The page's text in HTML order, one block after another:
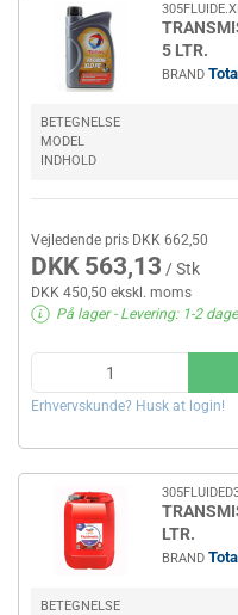
5 LTR.
BRAND
BETEGNELSE
MODEL
INDHOLD
Vejledende pris DKK 662,50
DKK 563,13 / Stk
DKK 450,50 ekskl. moms
På lager- Levering: 1-2 dage
Erhvervskunde? Husk at login!
LTR.
BRAND
BETEGNELSE